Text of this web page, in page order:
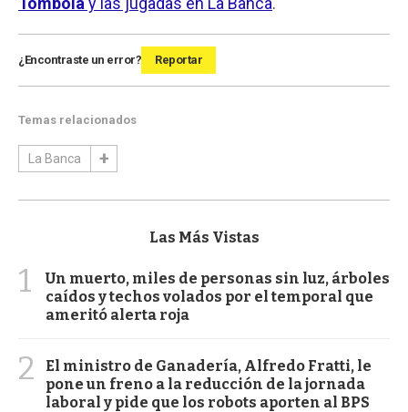
¿Encontraste un error? Reportar
Temas relacionados
La Banca
Las Más Vistas
1
Un muerto, miles de personas sin luz, árboles
caídos y techos volados por el temporal que
ameritó alerta roja
2
El ministro de Ganadería, Alfredo Fratti, le
pone un freno a la reducción de la jornada
laboral y pide que los robots aporten al BPS